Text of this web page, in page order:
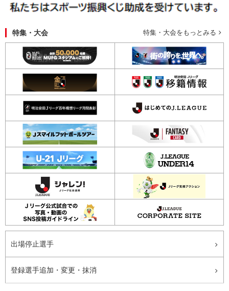
特集・大会 特集・大会をもっとみる
出場停止選手
登録選手追加・変更・抹消